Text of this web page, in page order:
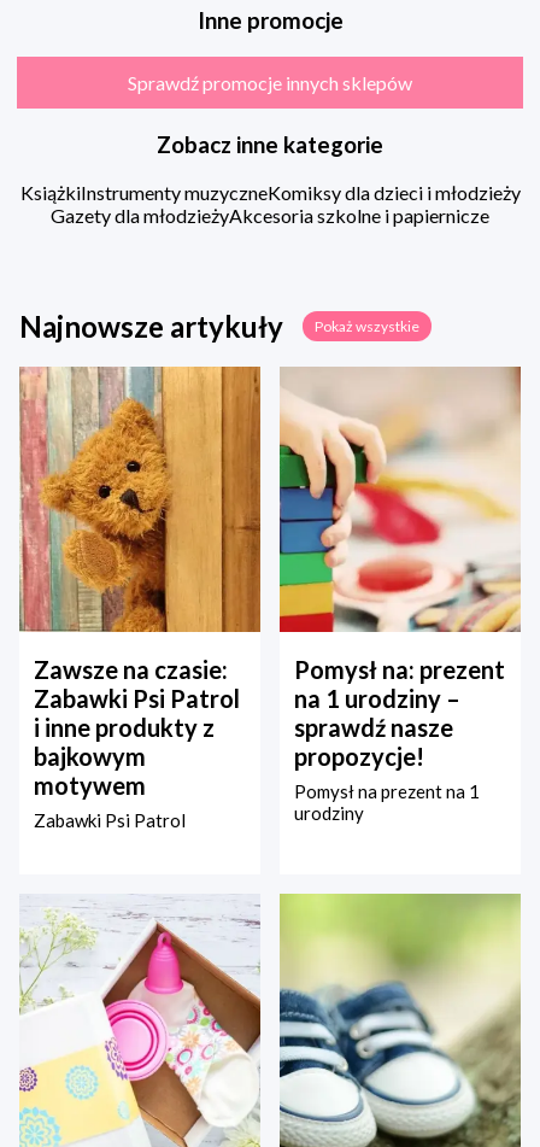
Inne promocje
Sprawdź promocje innych sklepów
Zobacz inne kategorie
KsiążkiInstrumenty muzyczneKomiksy dla dzieci i młodzieży
Gazety dla młodzieżyAkcesoria szkolne i papiernicze
Najnowsze artykuły Pokaż wszystkie
Zawsze na czasie:
Zabawki Psi Patrol
i inne produkty z
bajkowym
motywem
Zabawki Psi Patrol
Pomysł na: prezent
na 1 urodziny –
sprawdź nasze
propozycje!
Pomysł na prezent na 1
urodziny